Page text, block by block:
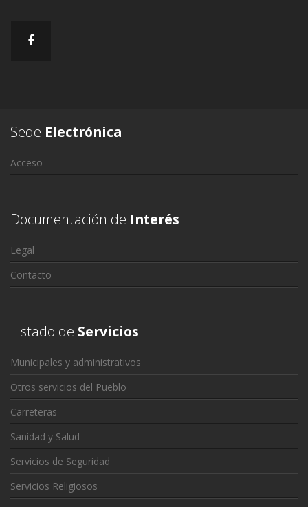
Sede Electrónica
Acceso
Documentación de Interés
Legal
Contacto
Listado de Servicios
Municipales y administrativos
Otros servicios del Pueblo
Carreteras
Sanidad y Salud
Servicios de Seguridad
Servicios Religiosos